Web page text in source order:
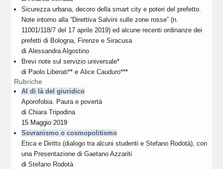
Sicurezza urbana, decoro della smart city e poteri del prefetto.
Note intorno alla “Direttiva Salvini sulle zone rosse” (n.
11001/118/7 del 17 aprile 2019) ed alcune recenti ordinanze dei
prefetti di Bologna, Firenze e Siracusa
di Alessandra Algostino
Brevi note sul servizio universale*
di Paolo Liberati** eAlice Cauduro***
Rubriche
Al di là del giuridico
Aporofobia. Paura e povertà
di Chiara Tripodina
15 Maggio 2019
Sovranismo o cosmopolitismo
Etica e Diritto (dialogo tra alcuni studenti e Stefano Rodotà), con
una Presentazione di Gaetano Azzariti
di Stefano Rodotà